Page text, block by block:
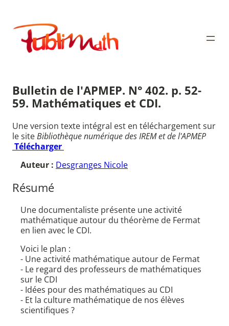
contenu
Publimath
Bulletin de l'APMEP. N° 402. p. 52-
59. Mathématiques et CDI.
Une version texte intégral est en téléchargement sur
le siteBibliothèque numérique des IREM et de l'APMEP
Télécharger
Auteur : Desgranges Nicole
Résumé
Une documentaliste présente une activité
mathématique autour du théorème de Fermat
en lien avec le CDI.
Voici le plan :
- Une activité mathématique autour de Fermat
- Le regard des professeurs de mathématiques
sur le CDI
- Idées pour des mathématiques au CDI
- Et la culture mathématique de nos élèves
scientifiques ?